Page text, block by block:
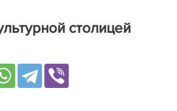
столицей